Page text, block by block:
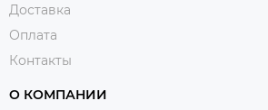
Доставка
Оплата
Контакты
О КОМПАНИИ